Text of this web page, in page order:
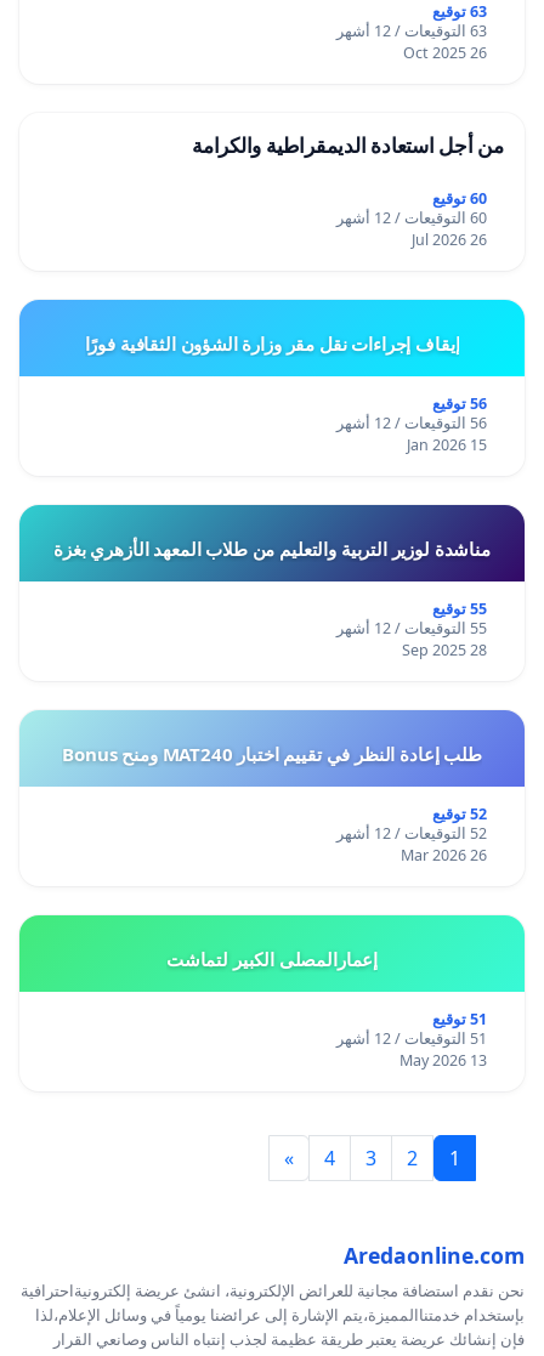
63 توقيع
63 التوقيعات / 12 أشهر
26 Oct 2025
من أجل استعادة الديمقراطية والكرامة
60 توقيع
60 التوقيعات / 12 أشهر
26 Jul 2026
إيقاف إجراءات نقل مقر وزارة الشؤون الثقافية فورًا
56 توقيع
56 التوقيعات / 12 أشهر
15 Jan 2026
مناشدة لوزير التربية والتعليم من طلاب المعهد الأزهري بغزة
55 توقيع
55 التوقيعات / 12 أشهر
28 Sep 2025
طلب إعادة النظر في تقييم اختبار MAT240 ومنح Bonus
52 توقيع
52 التوقيعات / 12 أشهر
26 Mar 2026
إعمارالمصلى الكبير لتماشت
51 توقيع
51 التوقيعات / 12 أشهر
13 May 2026
1
2
3
4
»
Aredaonline.com
نحن نقدم استضافة مجانية للعرائض الإلكترونية، انشئ عريضة إلكترونيةاحترافية
بإستخدام خدمتناالمميزة،يتم الإشارة إلى عرائضنا يومياً في وسائل الإعلام،لذا
فإن إنشائك عريضة يعتبر طريقة عظيمة لجذب إنتباه الناس وصانعي القرار